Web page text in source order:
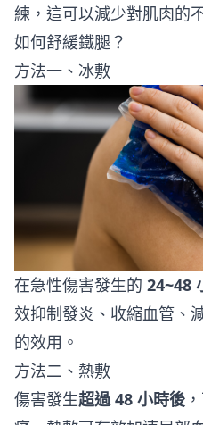
練，這可以減少對肌肉的
如何舒緩鐵腿？
方法一、冰敷
在急性傷害發生的 24~48
效抑制發炎、收縮血管、
的效用。
方法二、熱敷
傷害發生超過 48 小時後